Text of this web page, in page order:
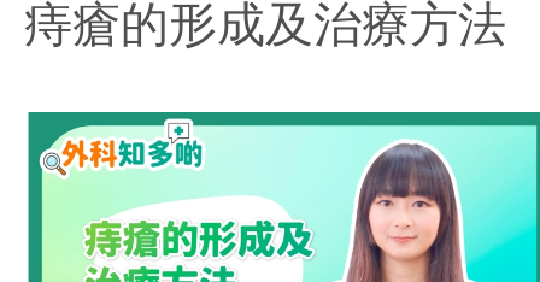
痔瘡的形成及治療方法